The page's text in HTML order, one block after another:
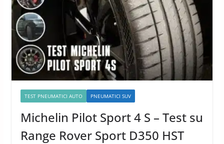
TEST PNEUMATICI AUTO PNEUMATICI SUV
Michelin Pilot Sport 4 S – Test su
Range Rover Sport D350 HST